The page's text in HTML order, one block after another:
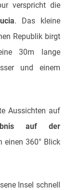
verspricht die
. Das kleine
Republik birgt
30m lange
und einem
Aussichten auf
auf der
einen 360° Blick
Insel schnell